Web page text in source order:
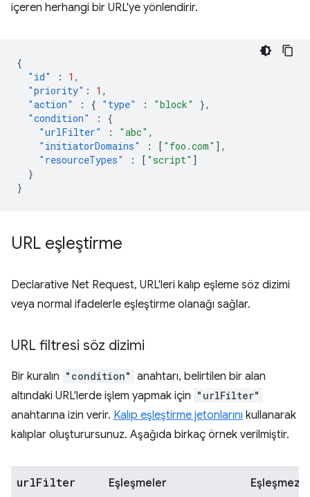
içeren herhangi bir URL'ye yönlendirir.
{
"id"
: 1 ,
"priority" : 1 ,
"action"
: { "type" : "block"
},
"condition"
:
{
"urlFilter"
: "abc" ,
"initiatorDomains"
: [ "foo.com" ],
"resourceTypes"
: [ "script" ]
}
}
URL eşleştirme
Declarative Net Request, URL'leri kalıp eşleme söz dizimi
veya normal ifadelerle eşleştirme olanağı sağlar.
URL filtresi söz dizimi
Bir kuralın "condition" anahtarı, belirtilen bir alan
altındaki URL'lerde işlem yapmak için "urlFilter"
anahtarına izin verir. Kalıp eşleştirme jetonlarını kullanarak
kalıplar oluşturursunuz. Aşağıda birkaç örnek verilmiştir.
urlFilter Eşleşmeler Eşleşmez